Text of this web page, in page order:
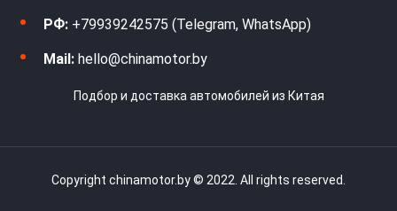
РФ: +79939242575 (Telegram, WhatsApp)
Mail: hello@chinamotor.by
Подбор и доставка автомобилей из Китая
Copyright chinamotor.by © 2022. All rights reserved.